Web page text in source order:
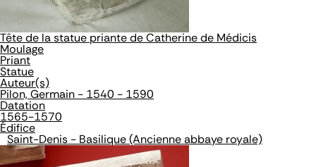
Tête de la statue priante de Catherine de Médicis
Moulage
Priant
Statue
Auteur(s)
Pilon, Germain - 1540 - 1590
Datation
1565-1570
Édifice
Saint-Denis - Basilique (Ancienne abbaye royale)